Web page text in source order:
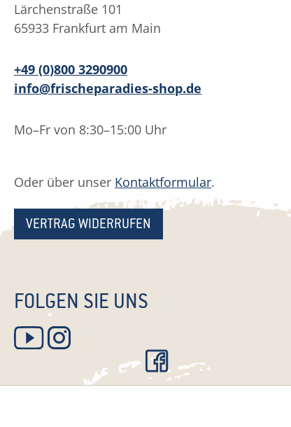
Lärchenstraße 101
65933 Frankfurt am Main
+49 (0)800 3290900
info@frischeparadies-shop.de
Mo–Fr von 8:30–15:00 Uhr
Oder über unser Kontaktformular.
VERTRAG WIDERRUFEN
FOLGEN SIE UNS